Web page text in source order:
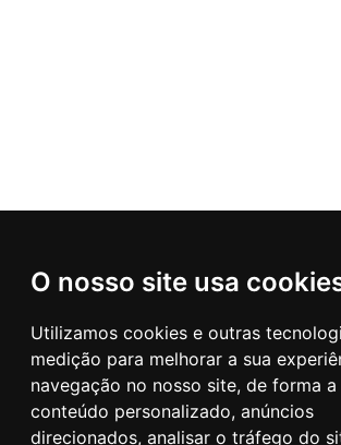
O nosso site usa
Utilizamos cookies e outras
medição para melhorar a sua
navegação no nosso site, de forma
conteúdo personalizado, anúncios
direcionados, analisar o tráfego do